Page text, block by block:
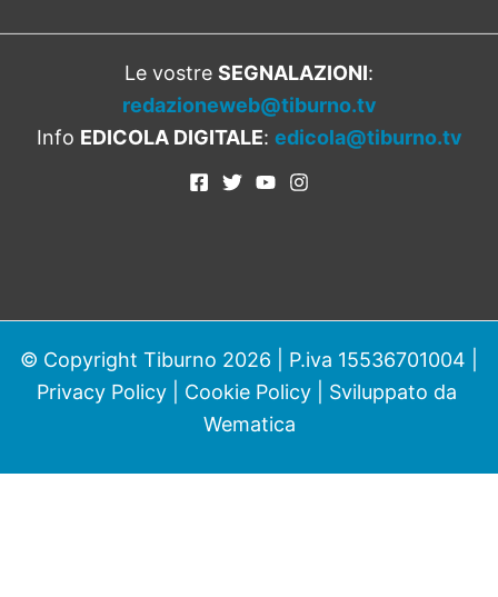
Le vostre SEGNALAZIONI:
redazioneweb@tiburno.tv
Info EDICOLA DIGITALE: edicola@tiburno.tv
© Copyright Tiburno 2026 | P.iva 15536701004 |
Privacy Policy| Cookie Policy| Sviluppato da
Wematica